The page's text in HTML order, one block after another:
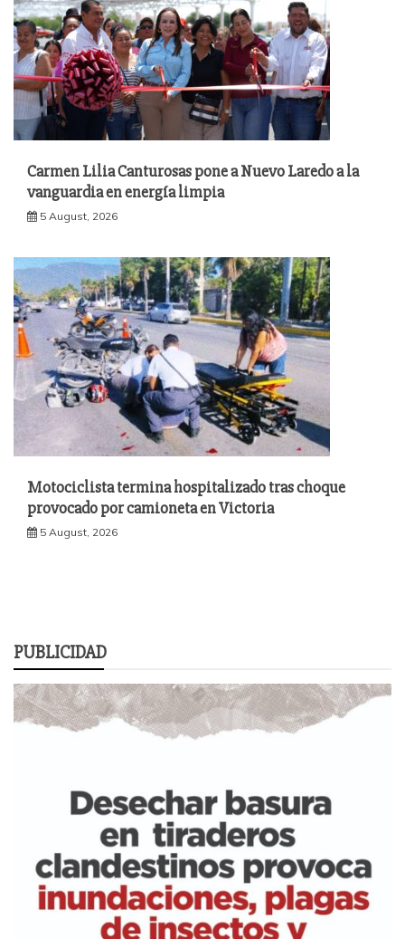
Carmen Lilia Canturosas pone a Nuevo Laredo a la
vanguardia en energía limpia
5 August, 2026
Motociclista termina hospitalizado tras choque
provocado por camioneta en Victoria
5 August, 2026
PUBLICIDAD